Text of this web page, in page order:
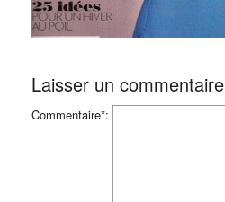
Laisser un commentaire
Commentaire*: